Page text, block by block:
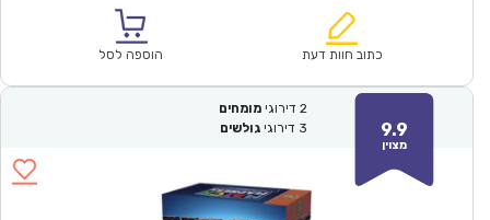
₪93.00.
הוא:
כתוב חוות דעת הוספה לסל
9.9
מצוין
2 דירוגי מומחים
3 דירוגי גולשים